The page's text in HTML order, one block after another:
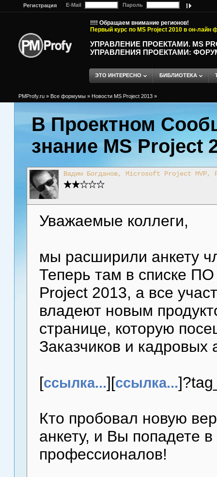
Регистрация E-Mail Пароль
!!!! Обращаем внимание регионов!
Первый курс по MS Project 2010 в он-лайн
УПРАВЛЕНИЕ ПРОЕКТАМИ. MS
УПРАВЛЕНИЯ ПРОЕКТАМИ:
ЭТО ИНТЕРЕСНО БИБЛИОТЕКА
PMProfy.ru » Все формумы » Новости MS Project 2013 »
В Проектном
знание MS Project
Вадим Богданов, Microsoft Project MVP,
Уважаемые коллеги,
мы расширили анкету
Теперь там в списке
Project 2013, а все
владеют новым
странице, которую
Заказчиков и кадровых
[ссылка...][ссылка...
Кто пробовал новую
анкету, и Вы попадете
профессионалов!